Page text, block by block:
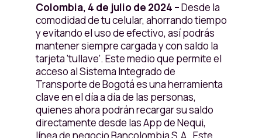
Colombia, 4 de julio de 2024 –Desde la
comodidad de tu celular, ahorrando tiempo
y evitando el uso de efectivo, así podrás
mantener siempre cargada y con saldo la
tarjeta ‘tullave’. Este medio que permite el
acceso al Sistema Integrado de
Transporte de Bogotá es una herramienta
clave en el día a día de las personas,
quienes ahora podrán recargar su saldo
directamente desde las App de Nequi,